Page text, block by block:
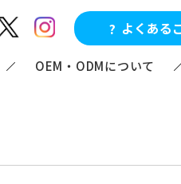
よくある
OEM・ODMについて